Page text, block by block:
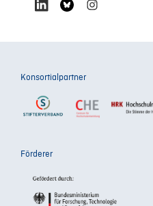
Konsortialpartner
Förderer